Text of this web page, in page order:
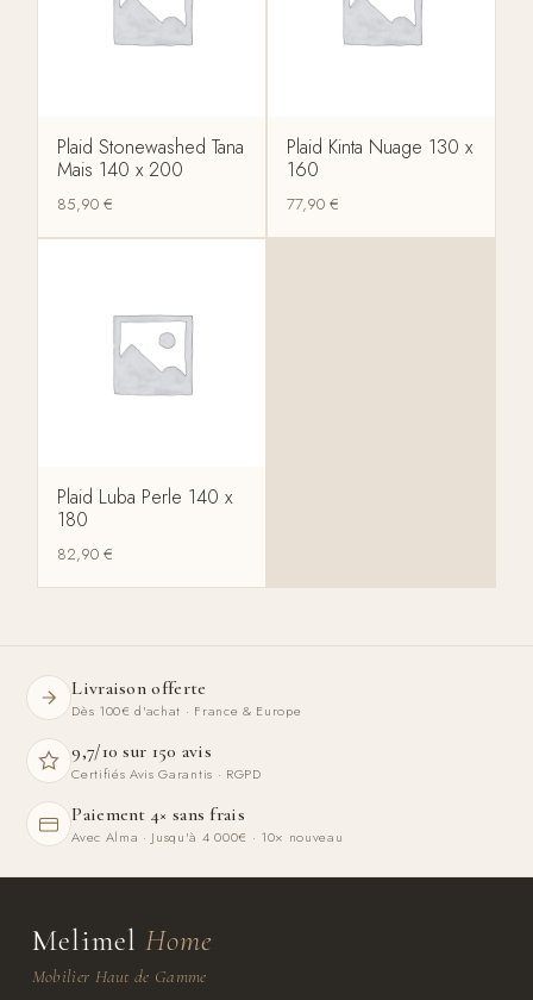
Plaid Stonewashed Tana
Mais 140 x 200
85,90€
Plaid Kinta Nuage 130 x
160
77,90 €
Plaid Luba Perle 140 x
180
82,90€
Livraison offerte
Dès 100€ d'achat · France & Europe
9,7/10 sur 150 avis
Certifiés Avis Garantis · RGPD
Paiement 4× sans frais
Avec Alma · Jusqu'à 4 000€ · 10× nouveau
Melimel Home
Mobilier Haut de Gamme